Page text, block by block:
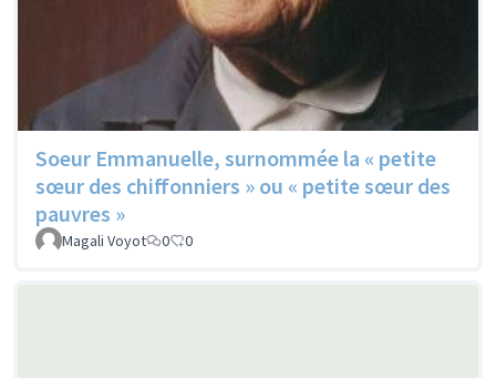
Soeur Emmanuelle, surnommée la « petite
sœur des chiffonniers » ou « petite sœur des
pauvres »
Magali Voyot 0 0